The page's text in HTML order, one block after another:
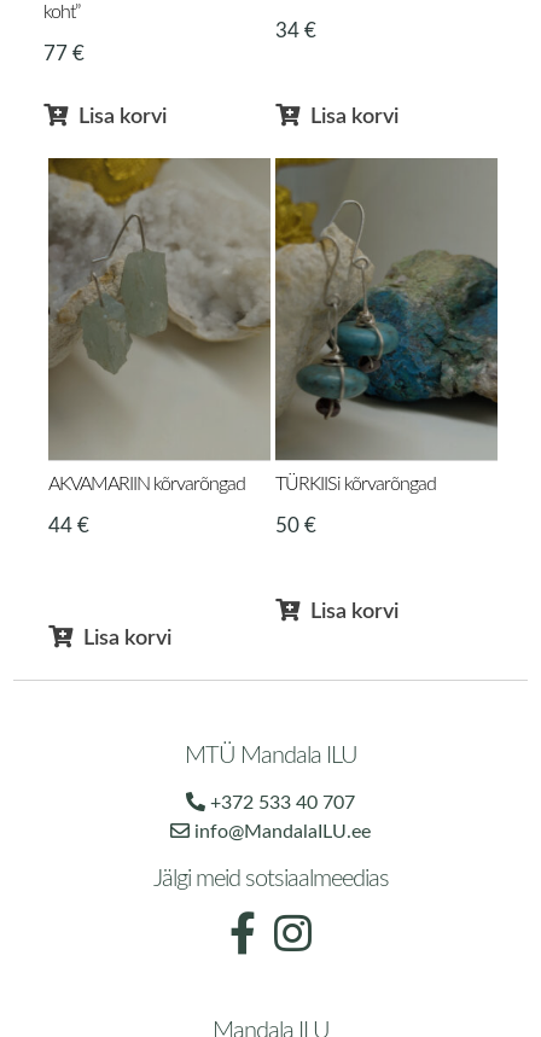
koht”
77€
Lisa korvi
34 €
Lisa korvi
AKVAMARIIN kõrvarõngad
44€
Lisa korvi
TÜRKIISi kõrvarõngad
50 €
Lisa korvi
MTÜ Mandala ILU
+372 533 40 707
info@MandalaILU.ee
Jälgi meid sotsiaalmeedias
Mandala ILU